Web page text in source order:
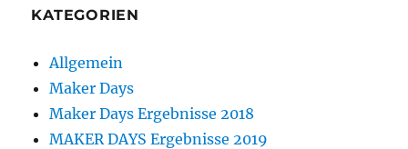
KATEGORIEN
Allgemein
Maker Days
Maker Days Ergebnisse 2018
MAKER DAYS Ergebnisse 2019